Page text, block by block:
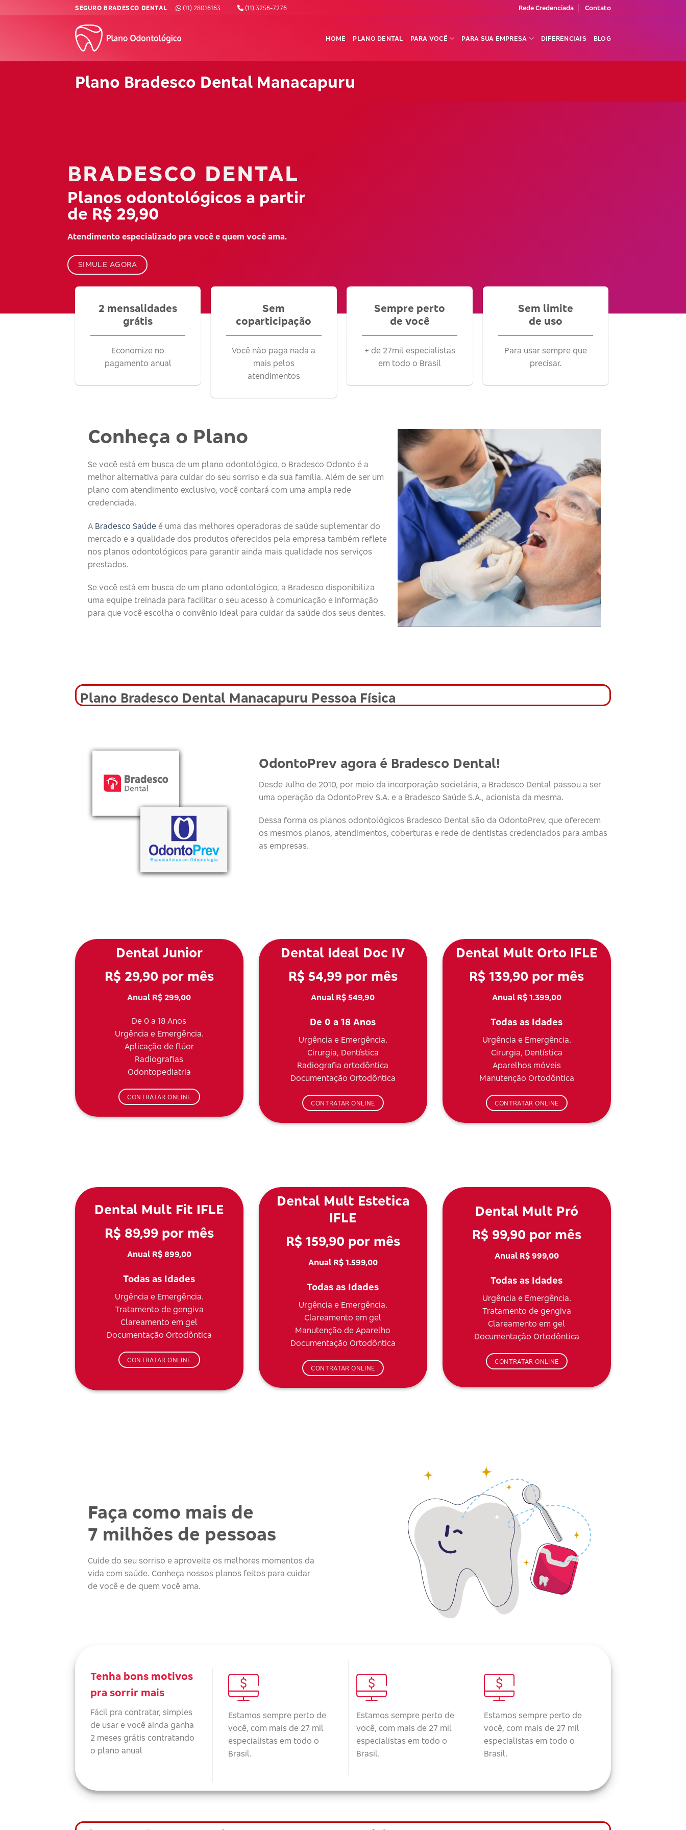
SEGURO BRADESCO DENTAL (11) 28016163 (11) 3256-7276 Rede Credenciada Contato
HOME PLANO DENTAL PARA VOCÊ PARA SUA EMPRESA DIFERENCIAIS BLOG
Plano Bradesco Dental Manacapuru
BRADESCO DENTAL
Planos odontológicos a partir
de R$ 29,90
Atendimento especializado pra você e quem você ama.
SIMULE AGORA
2 mensalidades
grátis
Economize no
pagamento anual
Sem
coparticipação
Você não paga nada a
mais pelos
atendimentos
Sempre perto
de você
+ de 27mil especialistas
em todo o Brasil
Sem limite
de uso
Para usar sempre que
precisar.
Conheça o Plano
Se você está em busca de um plano odontológico, o Bradesco Odonto é a
melhor alternativa para cuidar do seu sorriso e da sua família. Além de ser um
plano com atendimento exclusivo, você contará com uma ampla rede
credenciada.
A Bradesco Saúde é uma das melhores operadoras de saúde suplementar do
mercado e a qualidade dos produtos oferecidos pela empresa também reflete
nos planos odontológicos para garantir ainda mais qualidade nos serviços
prestados.
Se você está em busca de um plano odontológico, a Bradesco disponibiliza
uma equipe treinada para facilitar o seu acesso à comunicação e informação
para que você escolha o convênio ideal para cuidar da saúde dos seus dentes.
Plano Bradesco Dental Manacapuru Pessoa Física
OdontoPrev agora é Bradesco Dental!
Desde Julho de 2010, por meio da incorporação societária, a Bradesco Dental passou a ser
uma operação da OdontoPrev S.A. e a Bradesco Saúde S.A., acionista da mesma.
Dessa forma os planos odontológicos Bradesco Dental são da OdontoPrev, que oferecem
os mesmos planos, atendimentos, coberturas e rede de dentistas credenciados para ambas
as empresas.
Dental Junior
R$ 29,90 por mês
Anual R$ 299,00
De 0 a 18 Anos
Urgência e Emergência.
Aplicação de flúor
Radiografias
Odontopediatria
CONTRATAR ONLINE
Dental Ideal Doc IV
R$ 54,99 por mês
Anual R$ 549,90
De 0 a 18 Anos
Urgência e Emergência.
Cirurgia, Dentística
Radiografia ortodôntica
Documentação Ortodôntica
CONTRATAR ONLINE
Dental Mult Orto IFLE
R$ 139,90 por mês
Anual R$ 1.399,00
Todas as Idades
Urgência e Emergência.
Cirurgia, Dentística
Aparelhos móveis
Manutenção Ortodôntica
CONTRATAR ONLINE
Dental Mult Fit IFLE
R$ 89,99 por mês
Anual R$ 899,00
Todas as Idades
Urgência e Emergência.
Tratamento de gengiva
Clareamento em gel
Documentação Ortodôntica
CONTRATAR ONLINE
Dental Mult Estetica
IFLE
R$ 159,90 por mês
Anual R$ 1.599,00
Todas as Idades
Urgência e Emergência.
Clareamento em gel
Manutenção de Aparelho
Documentação Ortodôntica
CONTRATAR ONLINE
Dental Mult Pró
R$ 99,90 por mês
Anual R$ 999,00
Todas as Idades
Urgência e Emergência.
Tratamento de gengiva
Clareamento em gel
Documentação Ortodôntica
CONTRATAR ONLINE
Faça como mais de
7 milhões de pessoas
Cuide do seu sorriso e aproveite os melhores momentos da
vida com saúde. Conheça nossos planos feitos para cuidar
de você e de quem você ama.
Tenha bons motivos
pra sorrir mais
Fácil pra contratar, simples
de usar e você ainda ganha
2 meses grátis contratando
o plano anual
Estamos sempre perto de
você, com mais de 27 mil
especialistas em todo o
Brasil.
Estamos sempre perto de
você, com mais de 27 mil
especialistas em todo o
Brasil.
Estamos sempre perto de
você, com mais de 27 mil
especialistas em todo o
Brasil.